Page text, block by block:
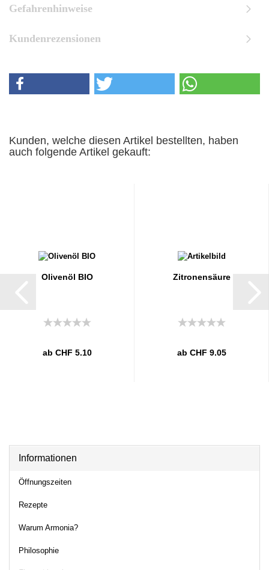
Gefahrenhinweise
Kundenrezensionen
Kunden, welche diesen Artikel bestellten, haben
auch folgende Artikel gekauft:
Olivenöl BIO
ab CHF 5.10
Zitronensäure
ab CHF 9.05
Informationen
Öffnungszeiten
Rezepte
Warum Armonia?
Philosophie